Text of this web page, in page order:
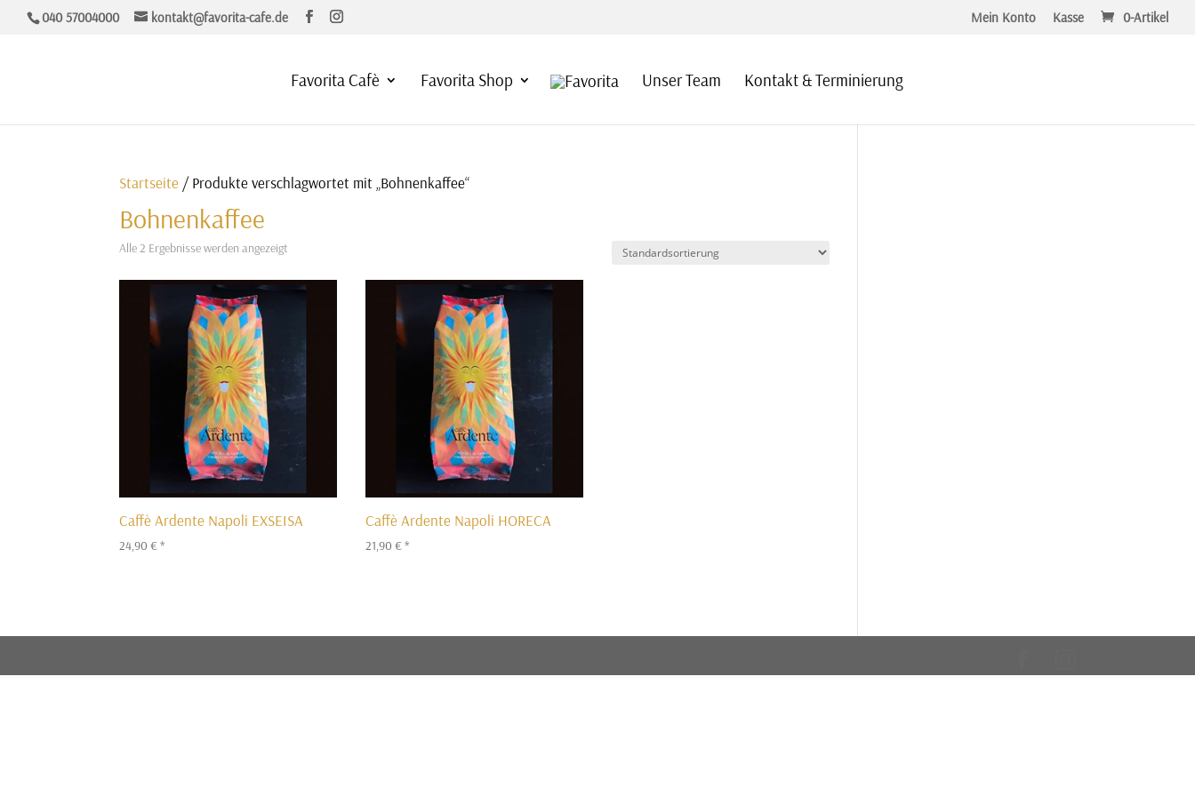
040 57004000 kontakt@favorita-cafe.de Mein Konto Kasse 0-Artikel
Favorita Cafè Favorita Shop Unser Team Kontakt & Terminierung
Startseite / Produkte verschlagwortet mit „Bohnenkaffee“
Bohnenkaffee
Alle 2 Ergebnisse werden angezeigt
Caffè Ardente Napoli EXSEISA
24,90€*
Caffè Ardente Napoli HORECA
21,90€*